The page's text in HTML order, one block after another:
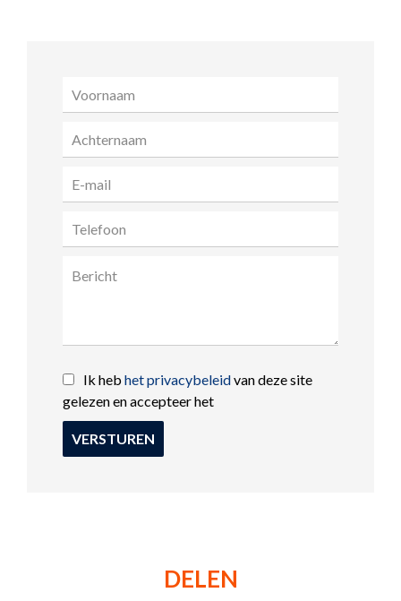
Ik heb het privacybeleidvan deze site
gelezen en accepteer het
VERSTUREN
DELEN